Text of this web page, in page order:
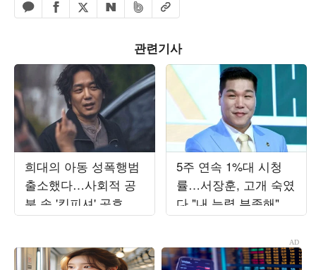
카카오톡 공유하기
페이스북 공유하기
엑스 공유하기
네이버 공유하기
밴드 공유하기
URL복사
관련기사
희대의 아동 성폭행범
출소했다…사회적 공
분 속 '킹피셔' 공효진
등판 ('유부녀킬러')
5주 연속 1%대 시청
률…서장훈, 고개 숙였
다 "내 능력 부족해" 결
국 자책 ('열혈농구단')